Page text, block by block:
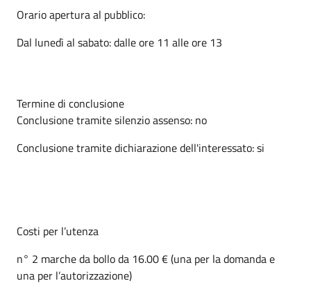
Orario apertura al pubblico:
Dal lunedì al sabato: dalle ore 11 alle ore 13
Termine di conclusione
Conclusione tramite silenzio assenso: no
Conclusione tramite dichiarazione dell'interessato: si
Costi per l’utenza
n° 2 marche da bollo da 16.00 € (una per la domanda e
una per l’autorizzazione)